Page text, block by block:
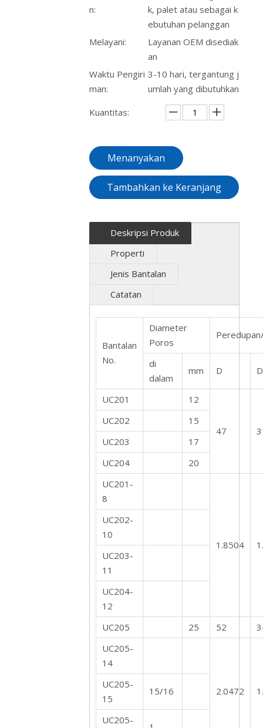
n:
k, palet atau sebagai k
ebutuhan pelanggan
Melayani:
Layanan OEM disediak
an
Waktu Pengiri
man:
3-10 hari, tergantung j
umlah yang dibutuhkan
Kuantitas:
Menanyakan
Tambahkan ke Keranjang
Deskripsi Produk
Properti
Jenis Bantalan
Catatan
Bantalan
No.
Diameter
Poros
di
dalam
mm D
UC201 12
47
UC202
15
UC203
17
UC204
20
UC201-
8
1.8504
UC202-
10
UC203-
11
UC204-
12
UC205
25 52
UC205-
14
2.0472
UC205-
15
15/16
UC205-